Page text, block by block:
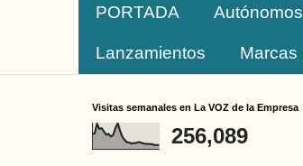
PORTADA Autónomos
Lanzamientos Marcas
Visitas semanales en La VOZ de la Empresa
256,089